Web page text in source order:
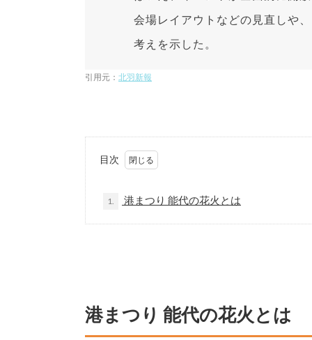
会場レイアウトなどの見直しや
考えを示した。
引用元： 北羽新報
目次
1. 港まつり 能代の花火とは
港まつり 能代の花火とは